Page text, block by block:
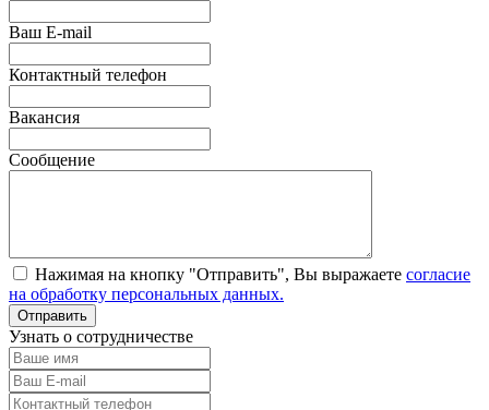
Ваш E-mail
Контактный телефон
Вакансия
Сообщение
Нажимая на кнопку "Отправить", Вы выражаете согласие
на обработку персональных данных.
Узнать о сотрудничестве